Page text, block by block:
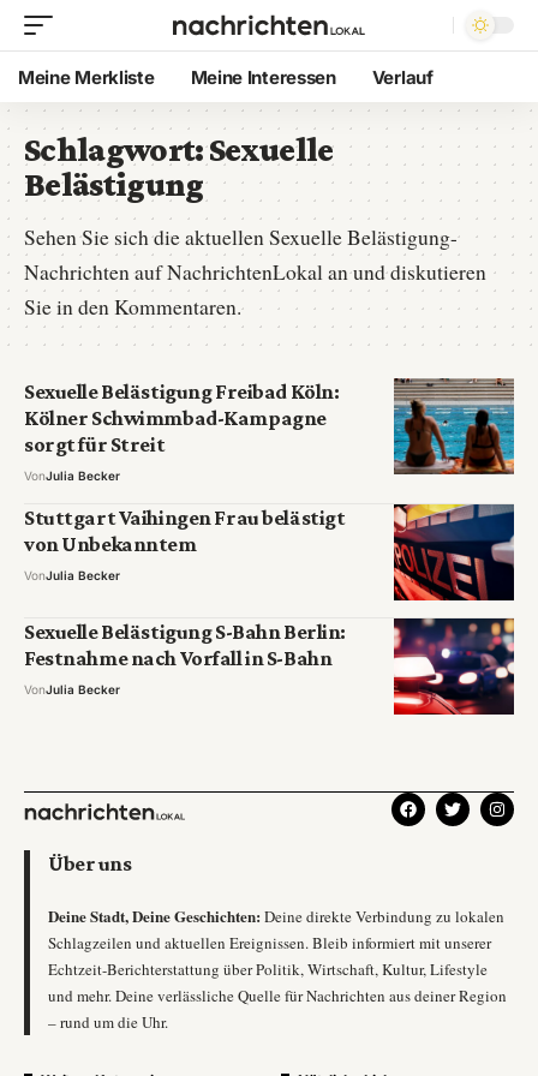
Meine Merkliste Meine Interessen Verlauf
Schlagwort:Sexuelle
Belästigung
Sehen Sie sich die aktuellen Sexuelle Belästigung-
Nachrichten auf NachrichtenLokal an und diskutieren
Sie in den Kommentaren.
Sexuelle Belästigung Freibad Köln:
Kölner Schwimmbad-Kampagne
sorgt für Streit
VonJulia Becker
Stuttgart Vaihingen Frau belästigt
von Unbekanntem
VonJulia Becker
Sexuelle Belästigung S-Bahn Berlin:
Festnahme nach Vorfall in S-Bahn
VonJulia Becker
Über uns
Deine Stadt, Deine Geschichten: Deine direkte Verbindung zu lokalen
Schlagzeilen und aktuellen Ereignissen. Bleib informiert mit unserer
Echtzeit-Berichterstattung über Politik, Wirtschaft, Kultur, Lifestyle
und mehr. Deine verlässliche Quelle für Nachrichten aus deiner Region
– rund um die Uhr.